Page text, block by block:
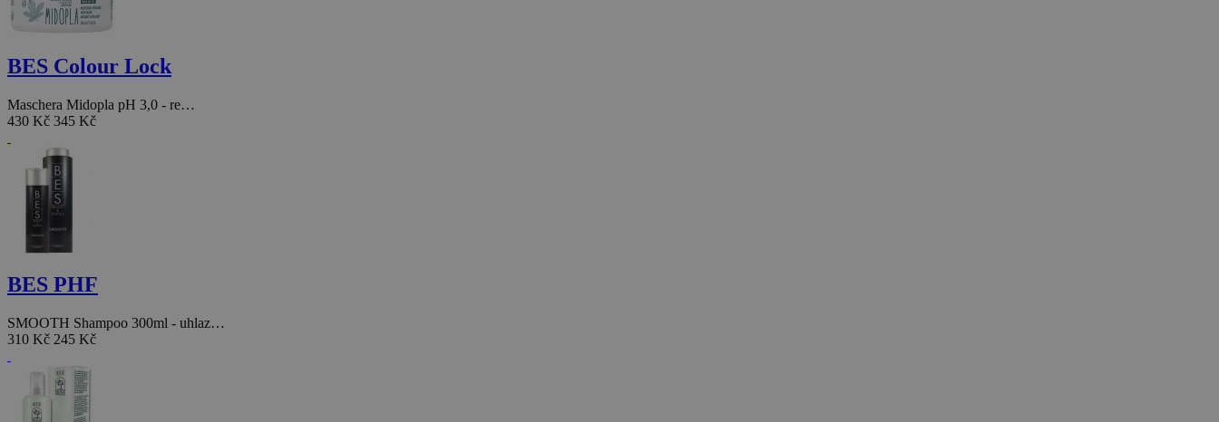
BES Colour Lock
Maschera Midopla pH 3,0 - re…
430 Kč 345 Kč
BES PHF
SMOOTH Shampoo 300ml - uhlaz…
310 Kč 245 Kč